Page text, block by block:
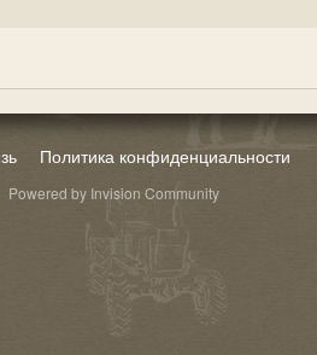
Политика конфиденциальности
Powered by Invision Community